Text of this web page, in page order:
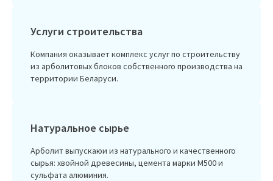
Услуги строительства
Компания оказывает комплекс услуг по строительству
из арболитовых блоков собственного производства на
территории Беларуси.
Натуральное сырье
Арболит выпускаюи из натурального и качественного
сырья: хвойной древесины, цемента марки М500 и
сульфата алюминия.